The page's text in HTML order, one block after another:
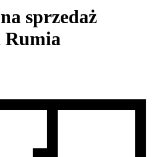
sprzedaż
Rumia